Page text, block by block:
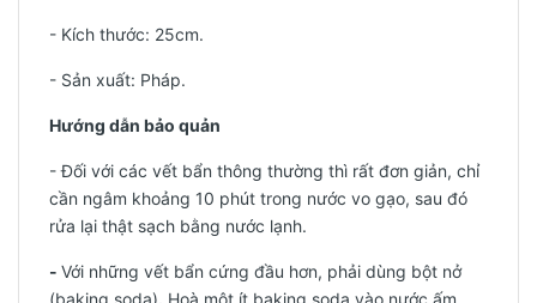
- Kích thước: 25cm.
- Sản xuất: Pháp.
Hướng dẫn bảo quản
- Đối với các vết bẩn thông thường thì rất đơn giản, chỉ
cần ngâm khoảng 10 phút trong nước vo gạo, sau đó
rửa lại thật sạch bằng nước lạnh.
- Với những vết bẩn cứng đầu hơn, phải dùng bột nở
(baking soda). Hoà một ít baking soda vào nước ấm